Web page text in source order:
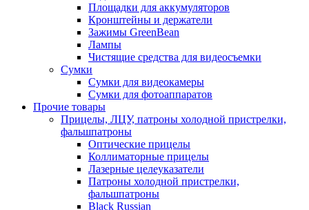
Площадки для аккумуляторов
Кронштейны и держатели
Зажимы GreenBean
Лампы
Чистящие средства для видеосъемки
Сумки
Сумки для видеокамеры
Сумки для фотоаппаратов
Прочие товары
Прицелы, ЛЦУ, патроны холодной пристрелки,
фальшпатроны
Оптические прицелы
Коллиматорные прицелы
Лазерные целеуказатели
Патроны холодной пристрелки,
фальшпатроны
Black Russian